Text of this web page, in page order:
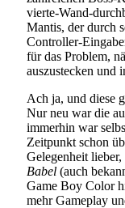
vierte-Wand-
Mantis, der durch
Controller-
für das Problem,
auszustecken und
Ach ja, und diese
Nur neu war die
immerhin war
Zeitpunkt schon
Gelegenheit
Babel (auch
Game Boy Color
mehr Gameplay